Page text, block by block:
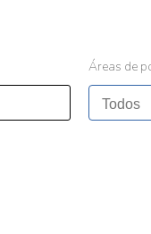
Áreas de